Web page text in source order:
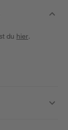
du hier.